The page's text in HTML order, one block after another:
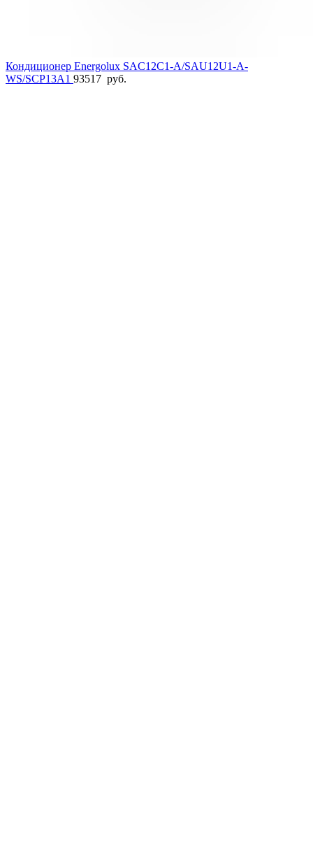
Кондиционер Energolux SAC12C1-A/SAU12U1-A-
WS/SCP13A1 93517 руб.